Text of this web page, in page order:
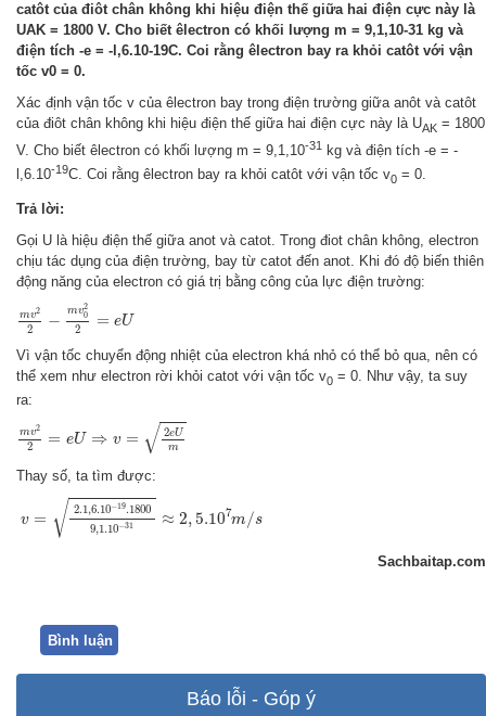
catôt của điôt chân không khi hiệu điện thế giữa hai điện cực này là
UAK = 1800 V. Cho biết êlectron có khối lượng m = 9,1,10-31 kg và
điện tích -e = -l,6.10-19C. Coi rằng êlectron bay ra khỏi catôt với vận
tốc v0 = 0.
Xác định vận tốc v của êlectron bay trong điện trường giữa anôt và catôt
của điôt chân không khi hiệu điện thế giữa hai điện cực này là UAK = 1800
V. Cho biết êlectron có khối lượng m = 9,1,10-31
kg và điện tích -e = -
l,6.10-19C. Coi rằng êlectron bay ra khỏi catôt với vận tốc v0 = 0.
Trả lời:
Gọi U là hiệu điện thế giữa anot và catot. Trong điot chân không, electron
chịu tác dụng của điện trường, bay từ catot đến anot. Khi đó độ biến thiên
động năng của electron có giá trị bằng công của lực điện trường:
mv2
2 −
mv2
0
2 = eU
v v
Vì vận tốc chuyển động nhiệt của electron khá nhỏ có thể bỏ qua, nên có
thể xem như electron rời khỏi catot với vận tốc v0 = 0. Như vậy, ta suy
ra:
mv2
2 = eU ⇒ v = √ 2eU
m
v2 m
Thay số, ta tìm được:
v = √ 2.1,6.10−19.1800
9,1.10−31 ≈ 2,5.107m /s
6.10−19.1800
Sachbaitap.com
Bình luận
Báo lỗi - Góp ý